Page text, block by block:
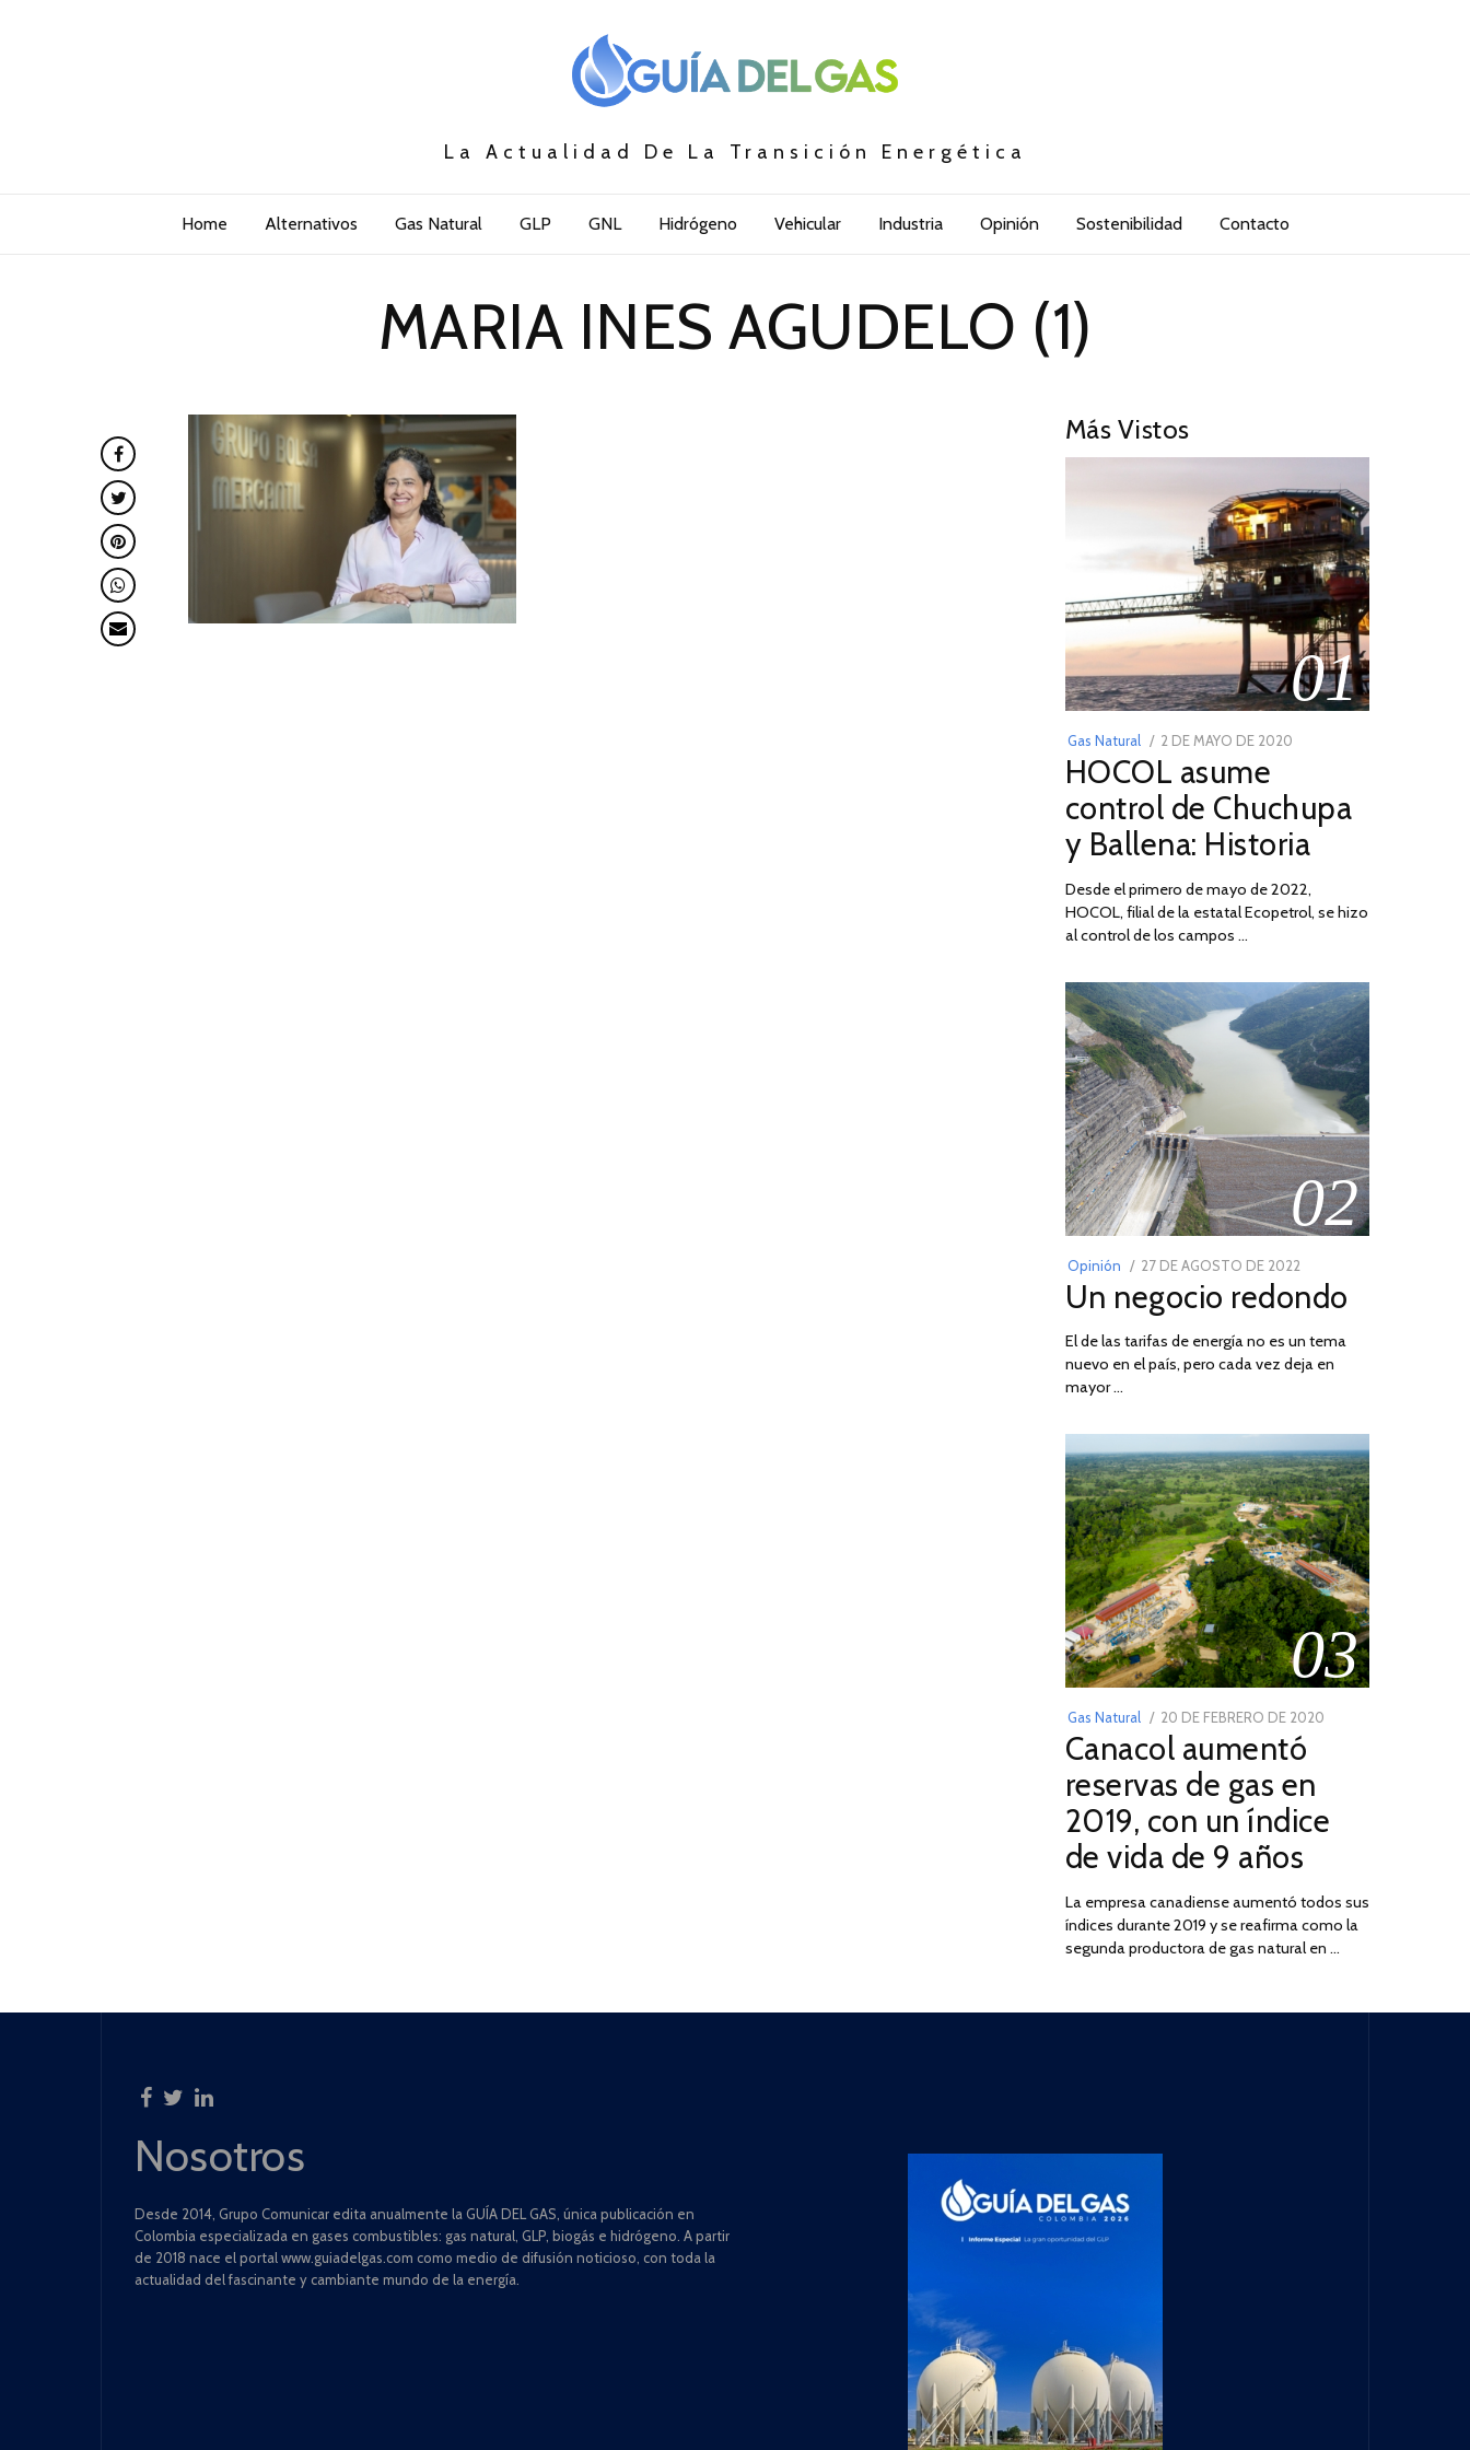
La Actualidad De La Transición Energética
Home Alternativos Gas Natural GLP GNL Hidrógeno Vehicular Industria Opinión Sostenibilidad Contacto
MARIA INES AGUDELO (1)
Más Vistos
01
Gas Natural
POSTED
ON
2 DE MAYO DE 2020
DE
2026
HOCOL asume
control de Chuchupa
y Ballena: Historia
Desde el primero de mayo de 2022,
HOCOL, filial de la estatal Ecopetrol, se hizo
al control de los campos …
02
Opinión
POSTED
ON
27 DE AGOSTO DE 2022
DE
DE
2022
Un negocio redondo
El de las tarifas de energía no es un tema
nuevo en el país, pero cada vez deja en
mayor …
03
Gas Natural
POSTED
ON
20 DE FEBRERO DE 2020
2025
Canacol aumentó
reservas de gas en
2019, con un índice
de vida de 9 años
La empresa canadiense aumentó todos sus
índices durante 2019 y se reafirma como la
segunda productora de gas natural en …
Nosotros
Desde 2014, Grupo Comunicar edita anualmente la GUÍA DEL GAS, única publicación en
Colombia especializada en gases combustibles: gas natural, GLP, biogás e hidrógeno. A partir
de 2018 nace el portal www.guiadelgas.com como medio de difusión noticioso, con toda la
actualidad del fascinante y cambiante mundo de la energía.